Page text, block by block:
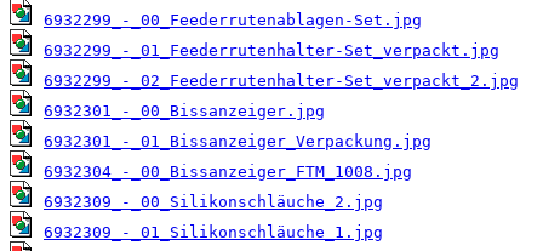
6932299_-_00_Feederrutenablagen-Set.jpg
6932299_-_01_Feederrutenhalter-Set_verpackt.jpg
6932299_-_02_Feederrutenhalter-Set_verpackt_2.jpg
6932301_-_00_Bissanzeiger.jpg
6932301_-_01_Bissanzeiger_Verpackung.jpg
6932304_-_00_Bissanzeiger_FTM_1008.jpg
6932309_-_00_Silikonschläuche_2.jpg
6932309_-_01_Silikonschläuche_1.jpg